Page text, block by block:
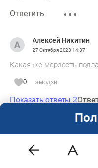
Ответить
Алексей Никитин
27 Октября 2023 14:37
Какая же мерзость
0 эмодзи
Показать ответы 2
Надеюсь, что Олег